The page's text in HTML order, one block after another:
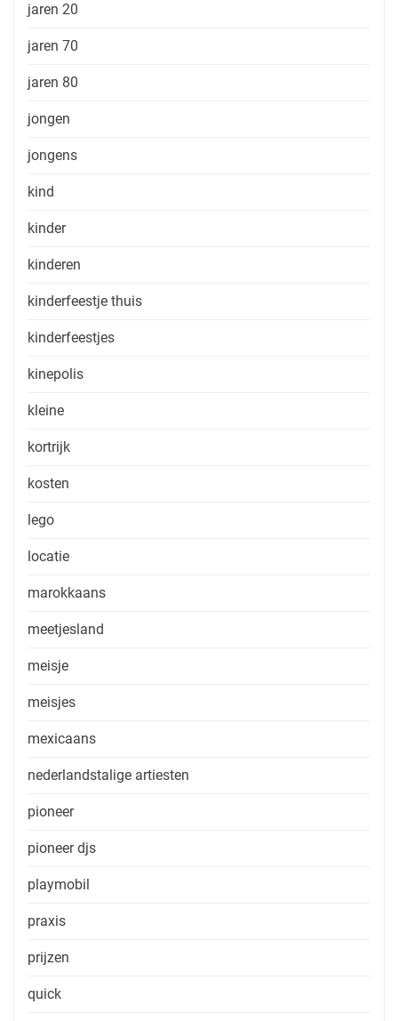
jaren 20
jaren 70
jaren 80
jongen
jongens
kind
kinder
kinderen
kinderfeestje thuis
kinderfeestjes
kinepolis
kleine
kortrijk
kosten
lego
locatie
marokkaans
meetjesland
meisje
meisjes
mexicaans
nederlandstalige artiesten
pioneer
pioneer djs
playmobil
praxis
prijzen
quick